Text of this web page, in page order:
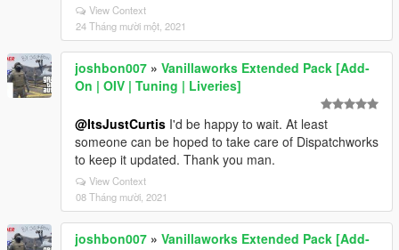
View Context
24 Tháng mười một, 2021
joshbon007 » Vanillaworks Extended Pack [Add-
On | OIV | Tuning | Liveries]
@ItsJustCurtis I'd be happy to wait. At least
someone can be hoped to take care of Dispatchworks
to keep it updated. Thank you man.
View Context
08 Tháng mười, 2021
joshbon007 » Vanillaworks Extended Pack [Add-